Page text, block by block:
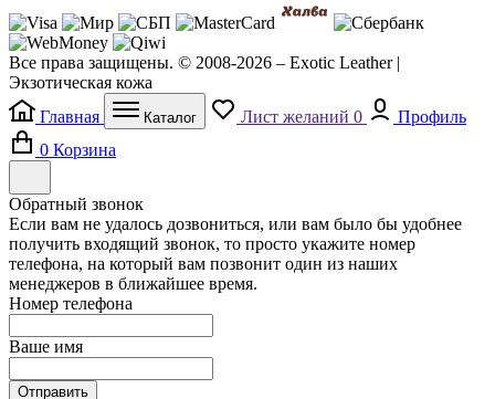
Все права защищены. © 2008-2026 – Exotic Leather |
Экзотическая кожа
Главная
Каталог Лист желаний 0
Профиль
0 Корзина
Обратный звонок
Если вам не удалось дозвониться, или вам было бы удобнее
получить входящий звонок, то просто укажите номер
телефона, на который вам позвонит один из наших
менеджеров в ближайшее время.
Номер телефона
Ваше имя
Отправить